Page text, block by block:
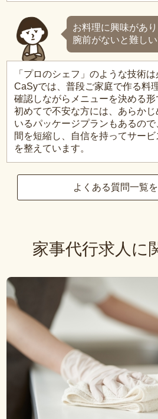
お料理に興味があ
腕前がないと難し
「プロのシェフ」のような技術は
CaSyでは、普段ご家庭で作る料
確認しながらメニューを決める形
初めてで不安な方には、あらか
いるパッケージプランもあるの
間を短縮し、自信を持ってサー
を整えています。
よくある質問一覧
家事代行求人に